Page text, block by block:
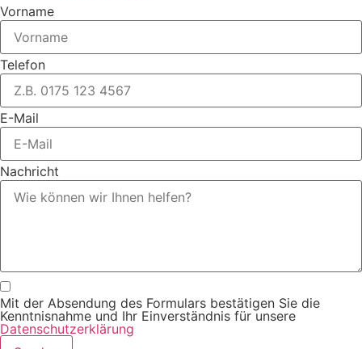
Vorname
Telefon
E-Mail
Nachricht
Mit der Absendung des Formulars bestätigen Sie die
Kenntnisnahme und Ihr Einverständnis für unsere
Datenschutzerklärung